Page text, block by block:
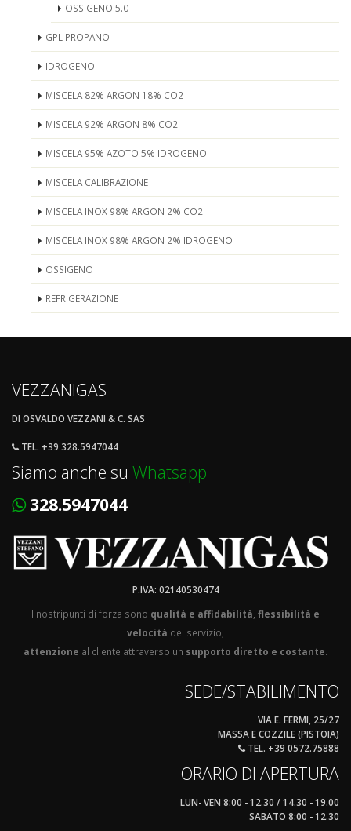
OSSIGENO 5.0
GPL PROPANO
IDROGENO
MISCELA 82% ARGON 18% CO2
MISCELA 92% ARGON 8% CO2
MISCELA 95% AZOTO 5% IDROGENO
MISCELA CALIBRAZIONE
MISCELA INOX 98% ARGON 2% CO2
MISCELA INOX 98% ARGON 2% IDROGENO
OSSIGENO
REFRIGERAZIONE
VEZZANIGAS
DI OSVALDO VEZZANI & C. SAS
TEL. +39 328.5947044
Siamo anche su Whatsapp
328.5947044
P.IVA: 02140530474
I nostripunti di forza sono qualità e affidabilità flessibilità e
velocità del servizio,
attenzione al cliente attraverso un supporto diretto e costante.
SEDE/STABILIMENTO
VIA E. FERMI, 25/27
MASSA E COZZILE (PISTOIA)
TEL. +39 0572.75888
ORARIO DI APERTURA
LUN- VEN 8:00 - 12.30 / 14.30 - 19.00
SABATO 8:00 - 12.30